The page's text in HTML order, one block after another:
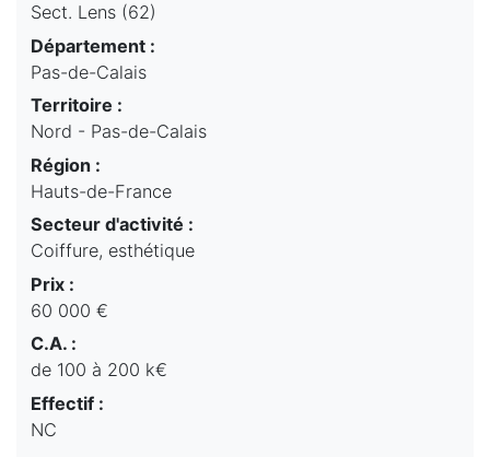
Sect. Lens (62)
Département :
Pas-de-Calais
Territoire :
Nord - Pas-de-Calais
Région :
Hauts-de-France
Secteur d'activité :
Coiffure, esthétique
Prix :
60 000 €
C.A. :
de 100 à 200 k€
Effectif :
NC